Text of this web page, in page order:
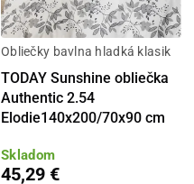
Obliečky bavlna hladká klasik
TODAY Sunshine obliečka
Authentic 2.54
Elodie140x200/70x90 cm
Skladom
45,29 €